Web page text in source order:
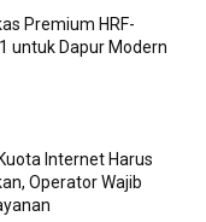
Premium HRF-
untuk Dapur Modern
Internet Harus
Operator Wajib